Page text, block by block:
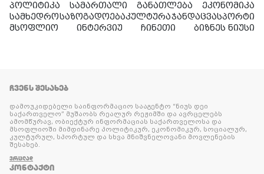
პოლიტიკა სამართალი განათლება
ეკონომიკა
სამხედროსაზოგადოებაკულტურაჯანდაცვასპორტი
მსოფლიო
ინტერვიუ ჩინეთი ბიზნეს ნიუსი
ᲩᲕᲔᲜᲡ ᲨᲔᲡᲐᲮᲔᲑ
დამოუკიდებელი საინფორმაციო სააგენტო “ნიუს დეი
საქართველო” მუშაობს რეალურ რეჟიმში და ავრცელებს
ამომწურავ, ობიექტურ ინფორმაციას საქართველოსა და
მსოფლიოში მიმდინარე პოლიტიკურ, ეკონომიკურ, სოციალურ,
კულტურულ, სპორტულ და სხვა მნიშვნელოვანი მოვლენების
შესახებ.
ᲕᲠᲪᲚᲐᲓ
ᲙᲝᲜᲢᲐᲥᲢᲘ